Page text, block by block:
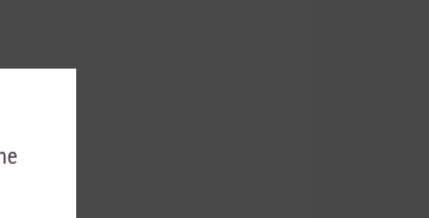
2)